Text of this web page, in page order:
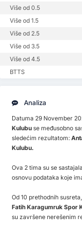
Više od 0.5
Više od 1.5
Više od 2.5
Više od 3.5
Više od 4.5
BTTS
Analiza
Datuma 29 November
Kulubu se međusobno
sledećim rezultatom:
Kulubu.
Ova 2 tima su se sastajala
osnovu podataka koje
Od 10 prethodnih susreta,
Fatih Karagumruk Spor
su završene nerešenim